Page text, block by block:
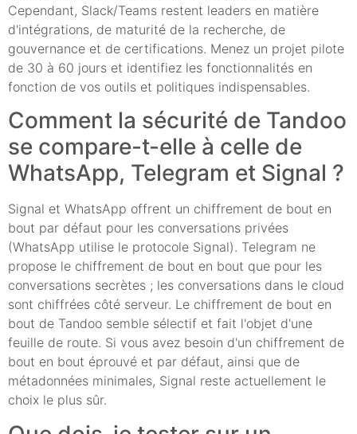
Cependant, Slack/Teams restent leaders en matière
d'intégrations, de maturité de la recherche, de
gouvernance et de certifications. Menez un projet pilote
de 30 à 60 jours et identifiez les fonctionnalités en
fonction de vos outils et politiques indispensables.
Comment la sécurité de Tandoo
se compare-t-elle à celle de
WhatsApp, Telegram et Signal ?
Signal et WhatsApp offrent un chiffrement de bout en
bout par défaut pour les conversations privées
(WhatsApp utilise le protocole Signal). Telegram ne
propose le chiffrement de bout en bout que pour les
conversations secrètes ; les conversations dans le cloud
sont chiffrées côté serveur. Le chiffrement de bout en
bout de Tandoo semble sélectif et fait l'objet d'une
feuille de route. Si vous avez besoin d'un chiffrement de
bout en bout éprouvé et par défaut, ainsi que de
métadonnées minimales, Signal reste actuellement le
choix le plus sûr.